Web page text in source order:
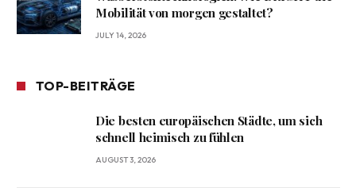
Mobilität von morgen gestaltet?
JULY 14, 2026
TOP-BEITRÄGE
Die besten europäischen Städte, um sich
schnell heimisch zu fühlen
AUGUST 3, 2026